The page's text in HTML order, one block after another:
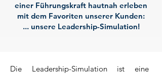
einer Führungskraft hautnah erleben
mit dem Favoriten unserer Kunden:
... unsere Leadership-Simulation!
Die Leadership-Simulation ist eine